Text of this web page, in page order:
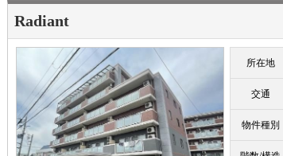
Radiant
所在地
交通
物件種別